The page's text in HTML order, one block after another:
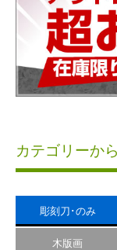
カテゴリーか
彫刻刀･のみ
木版画